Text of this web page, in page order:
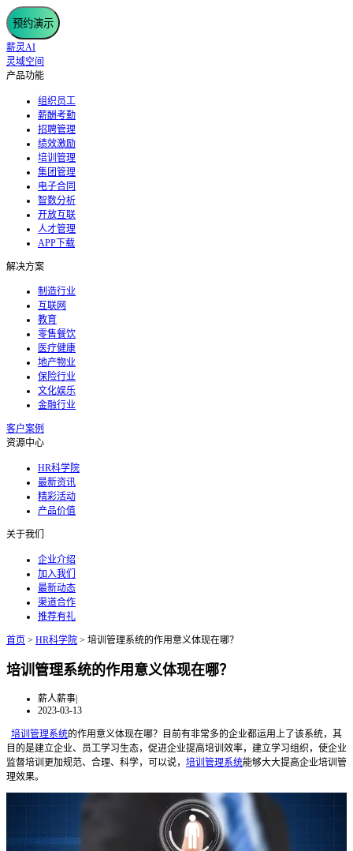
预约演示
薪灵AI
灵域空间
产品功能
组织员工
薪酬考勤
招聘管理
绩效激励
培训管理
集团管理
电子合同
智数分析
开放互联
人才管理
APP下载
解决方案
制造行业
互联网
教育
零售餐饮
医疗健康
地产物业
保险行业
文化娱乐
金融行业
客户案例
资源中心
HR科学院
最新资讯
精彩活动
产品价值
关于我们
企业介绍
加入我们
最新动态
渠道合作
推荐有礼
首页 > HR科学院 > 培训管理系统的作用意义体现在哪？
培训管理系统的作用意义体现在哪？
薪人薪事|
2023-03-13
培训管理系统的作用意义体现在哪？目前有非常多的企业都运用上了该系统，其
目的是建立企业、员工学习生态，促进企业提高培训效率，建立学习组织，使企业
监督培训更加规范、合理、科学，可以说， 培训管理系统能够大大提高企业培训管
理效果。